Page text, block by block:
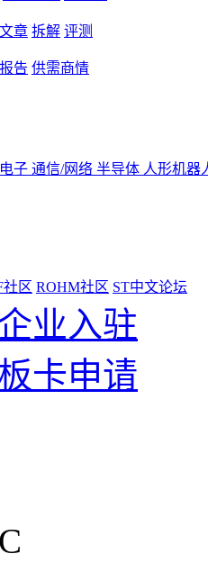
章 拆解 评测
告 供需商情
子 通信/网络 半导体 人形机器
社区 ROHM社区 ST中文论坛
业入驻
卡申请